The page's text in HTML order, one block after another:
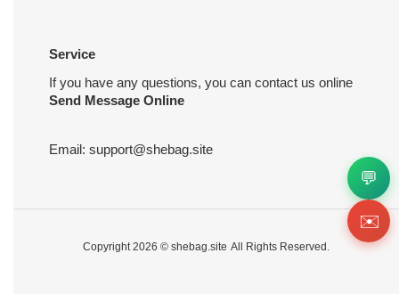
Service
If you have any questions, you can contact us online
Send Message Online
Email: support@shebag.site
Copyright 2026 © shebag.site All Rights Reserved.
💬
✉️